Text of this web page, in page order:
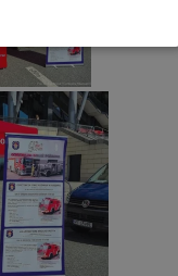
Targetowanie